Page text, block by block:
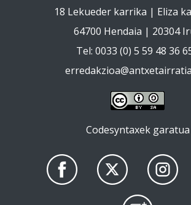
18 Lekueder karrika | Eliza
64700 Hendaia | 20304
Tel: 0033 (0) 5 59 48 36
Codesyntaxek garatua